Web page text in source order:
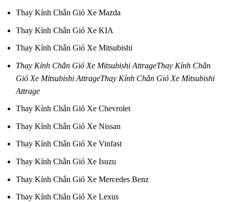
Thay Kính Chắn Gió Xe Mazda
Thay Kính Chắn Gió Xe KIA
Thay Kính Chắn Gió Xe Mitsubishi
Thay Kính Chắn Gió Xe Mitsubishi AttrageThay Kính Chắn
Gió Xe Mitsubishi AttrageThay Kính Chắn Gió Xe Mitsubishi
Attrage
Thay Kính Chắn Gió Xe Chevrolet
Thay Kính Chắn Gió Xe Nissan
Thay Kính Chắn Gió Xe Vinfast
Thay Kính Chắn Gió Xe Isuzu
Thay Kính Chắn Gió Xe Mercedes Benz
Thay Kính Chắn Gió Xe Lexus